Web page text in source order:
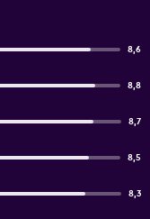
8,6
8,8
8,7
8,5
8,3